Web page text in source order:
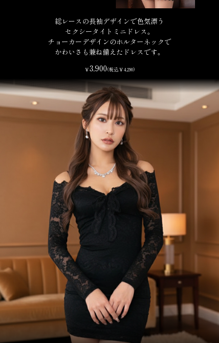
総レースの長袖デザインで色気漂う
セクシータイトミニドレス。
チョーカーデザインのホルターネックで
かわいさも兼ね備えたドレスです。
￥3,900(税込￥4,290)